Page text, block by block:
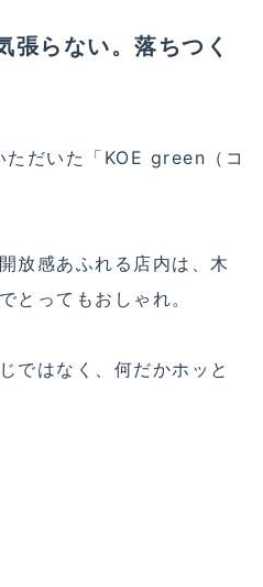
張らない。落ちつく
ただいた「KOE green（コ
放感あふれる店内は、木
とってもおしゃれ。
ではなく、何だかホッと